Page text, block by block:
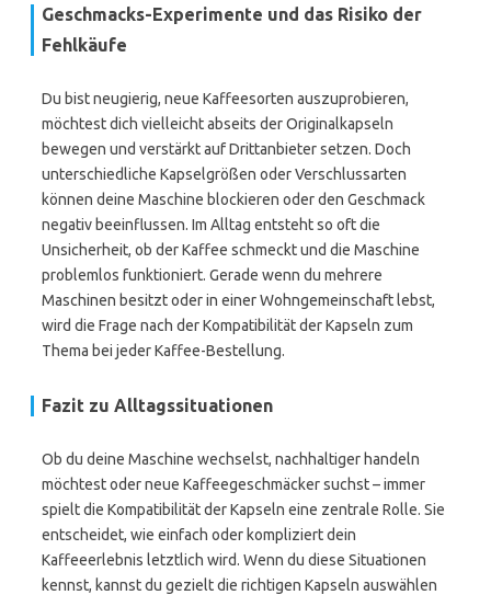
Geschmacks-Experimente und das Risiko der
Fehlkäufe
Du bist neugierig, neue Kaffeesorten auszuprobieren,
möchtest dich vielleicht abseits der Originalkapseln
bewegen und verstärkt auf Drittanbieter setzen. Doch
unterschiedliche Kapselgrößen oder Verschlussarten
können deine Maschine blockieren oder den Geschmack
negativ beeinflussen. Im Alltag entsteht so oft die
Unsicherheit, ob der Kaffee schmeckt und die Maschine
problemlos funktioniert. Gerade wenn du mehrere
Maschinen besitzt oder in einer Wohngemeinschaft lebst,
wird die Frage nach der Kompatibilität der Kapseln zum
Thema bei jeder Kaffee-Bestellung.
Fazit zu Alltagssituationen
Ob du deine Maschine wechselst, nachhaltiger handeln
möchtest oder neue Kaffeegeschmäcker suchst – immer
spielt die Kompatibilität der Kapseln eine zentrale Rolle. Sie
entscheidet, wie einfach oder kompliziert dein
Kaffeeerlebnis letztlich wird. Wenn du diese Situationen
kennst, kannst du gezielt die richtigen Kapseln auswählen